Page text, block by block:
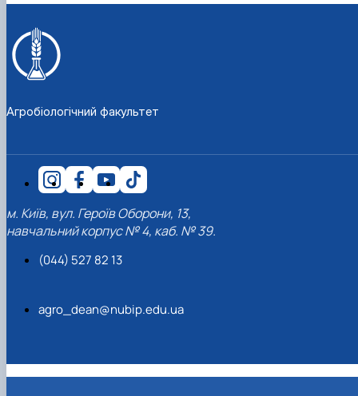
Агробіологічний факультет
м. Київ, вул. Героїв Оборони, 13,
навчальний корпус № 4, каб. № 39.
(044) 527 82 13
agro_dean@nubip.edu.ua